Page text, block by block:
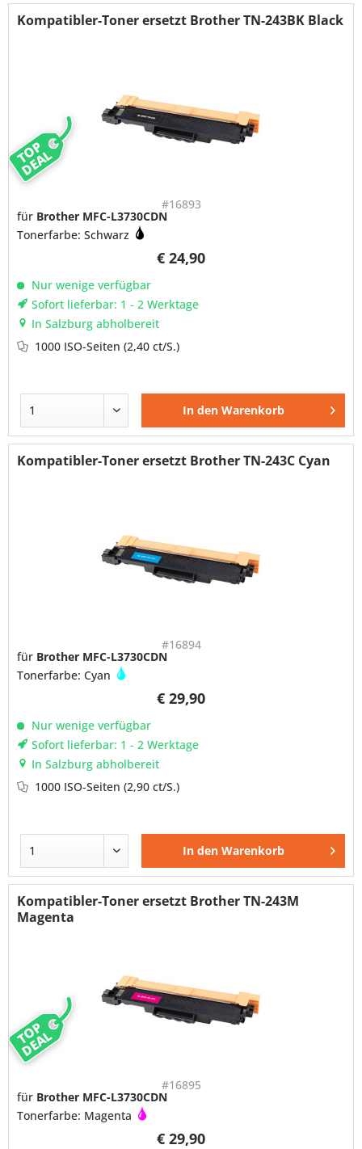
TOP
DEAL
Kompatibler-Toner ersetzt Brother TN-243BK Black
#16893
€ 24,90
für Brother MFC-L3730CDN
Tonerfarbe: Schwarz
Nur wenige verfügbar
Sofort lieferbar: 1 - 2 Werktage
In Salzburg abholbereit
1000 ISO-Seiten(2,40 ct/S.)
In den Warenkorb
Kompatibler-Toner ersetzt Brother TN-243C Cyan
#16894
€ 29,90
für Brother MFC-L3730CDN
Tonerfarbe: Cyan
Nur wenige verfügbar
Sofort lieferbar: 1 - 2 Werktage
In Salzburg abholbereit
1000 ISO-Seiten(2,90 ct/S.)
In den Warenkorb
TOP
DEAL
Kompatibler-Toner ersetzt Brother TN-243M
Magenta
#16895
€ 29,90
für Brother MFC-L3730CDN
Tonerfarbe: Magenta